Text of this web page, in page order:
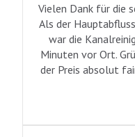
Vielen Dank für die
Als der
war die
Minuten vor Ort.
der Preis absolut